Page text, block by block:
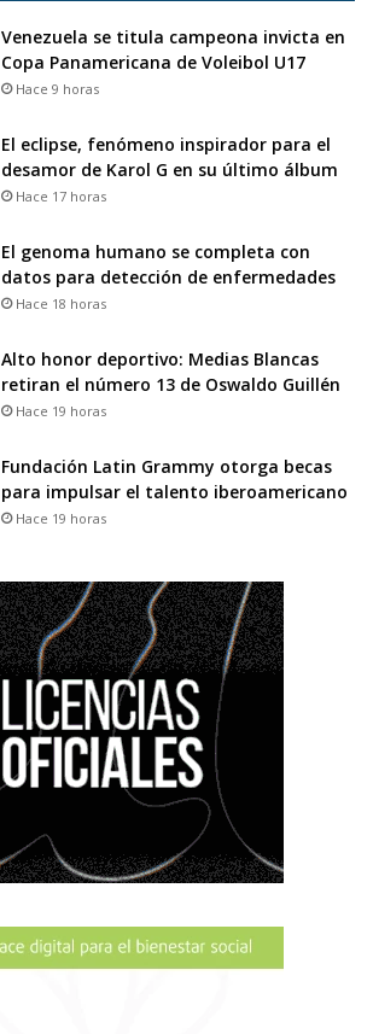
Venezuela se titula campeona invicta en
Copa Panamericana de Voleibol U17
Hace 9 horas
El eclipse, fenómeno inspirador para el
desamor de Karol G en su último álbum
Hace 17 horas
El genoma humano se completa con
datos para detección de enfermedades
Hace 18 horas
Alto honor deportivo: Medias Blancas
retiran el número 13 de Oswaldo Guillén
Hace 19 horas
Fundación Latin Grammy otorga becas
para impulsar el talento iberoamericano
Hace 19 horas